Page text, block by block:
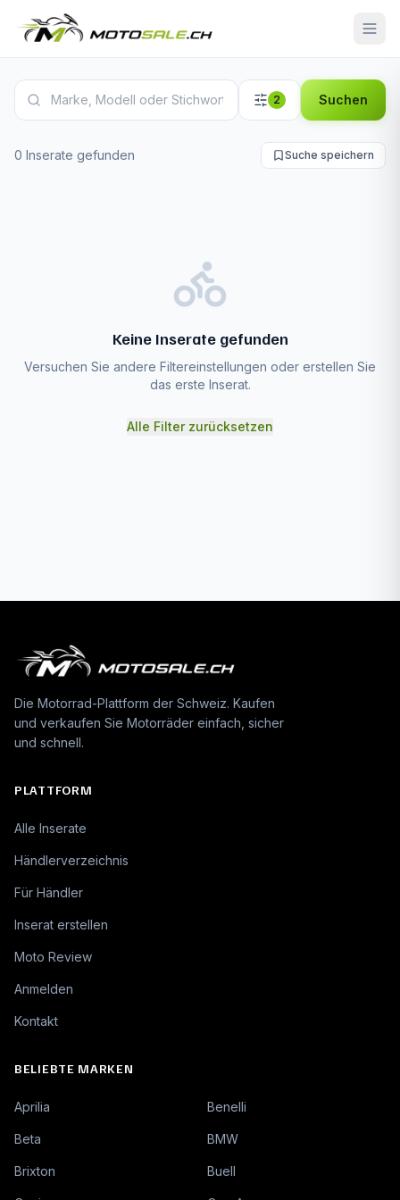
Ducati Streetfighter V4 Inserate
2 Suchen
0 Inserate gefunden Suche speichern
Keine Inserate gefunden
Versuchen Sie andere Filtereinstellungen oder erstellen Sie
das erste Inserat.
Alle Filter zurücksetzen
Die Motorrad-Plattform der Schweiz. Kaufen
und verkaufen Sie Motorräder einfach, sicher
und schnell.
PLATTFORM
Alle Inserate
Händlerverzeichnis
Für Händler
Inserat erstellen
Moto Review
Anmelden
Kontakt
BELIEBTE MARKEN
Aprilia Benelli
Beta BMW
Brixton Buell